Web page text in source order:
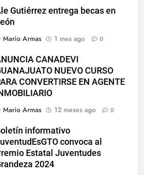
Gutiérrez entrega becas en
Mario Armas
1 mes ago 0
CANADEVI
NUEVO CURSO
CONVERTIRSE EN AGENTE
Mario Armas
12 meses ago 0
informativo
convoca al
Estatal Juventudes
2024